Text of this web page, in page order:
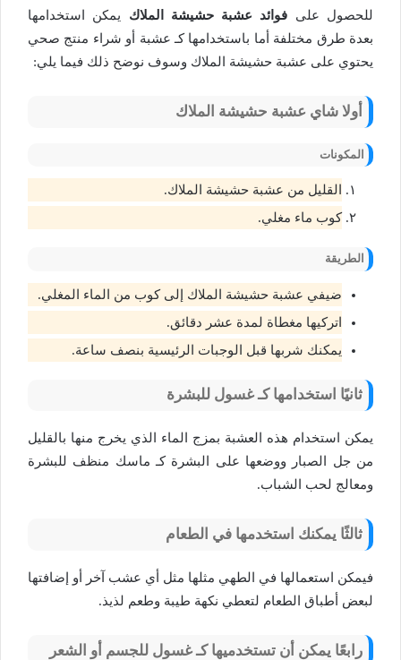
للحصول على فوائد عشبة حشيشة الملاك يمكن استخدامها
بعدة طرق مختلفة أما باستخدامها كـ عشبة أو شراء منتج صحي
يحتوي على عشبة حشيشة الملاك وسوف نوضح ذلك فيما يلي:
أولا شاي عشبة حشيشة الملاك
المكونات
القليل من عشبة حشيشة الملاك.
كوب ماء مغلي.
الطريقة
ضيفي عشبة حشيشة الملاك إلى كوب من الماء المغلي.
اتركيها مغطاة لمدة عشر دقائق.
يمكنك شربها قبل الوجبات الرئيسية بنصف ساعة.
ثانيًا استخدامها كـ غسول للبشرة
يمكن استخدام هذه العشبة بمزج الماء الذي يخرج منها بالقليل
من جل الصبار ووضعها على البشرة كـ ماسك منظف للبشرة
ومعالج لحب الشباب.
ثالثًا يمكنك استخدمها في الطعام
فيمكن استعمالها في الطهي مثلها مثل أي عشب آخر أو إضافتها
لبعض أطباق الطعام لتعطي نكهة طيبة وطعم لذيذ.
رابعًا يمكن أن تستخدميها كـ غسول للجسم أو الشعر